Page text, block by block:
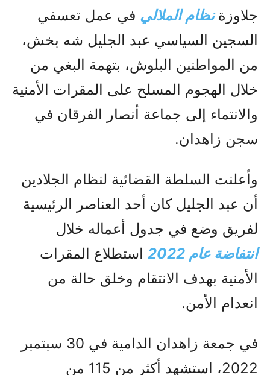
جلاوزةنظام الملالي في عمل تعسفي
السجين السياسي عبد الجليل شه بخش،
من المواطنين البلوش، بتهمة البغي من
خلال الهجوم المسلح على المقرات الأمنية
والانتماء إلى جماعة أنصار الفرقان في
سجن زاهدان.
وأعلنت السلطة القضائية لنظام الجلادين
أن عبد الجليل كان أحد العناصر الرئيسية
لفريق وضع في جدول أعماله خلال
انتفاضة عام 2022
استطلاع المقرات
الأمنية بهدف الانتقام وخلق حالة من
انعدام الأمن.
في جمعة زاهدان الدامية في 30 سبتمبر
2022، استشهد أكثر من 115 من